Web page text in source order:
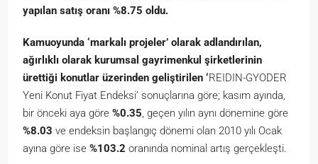
yapılan satış oranı %8.75 oldu.
Kamuoyunda ‘markalı projeler’ olarak adlandırılan,
ağırlıklı olarak kurumsal gayrimenkul şirketlerinin
ürettiği konutlar üzerinden geliştirilen ‘REIDIN-GYODER
Yeni Konut Fiyat Endeksi’ sonuçlarına göre; kasım ayında,
bir önceki aya göre %0.35 , geçen yılın aynı dönemine göre
%8.03 ve endeksin başlangıç dönemi olan 2010 yılı Ocak
ayına göre ise %103.2 oranında nominal artış gerçekleşti.